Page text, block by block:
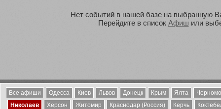
Нет событий в нашей базе на выбранную
Перейдите в список Афиш или
Все афиши Одесса Киев Львов Донецк Крым Ялта
Николаев
Херсон Житомир Краснодар (Россия) Керчь